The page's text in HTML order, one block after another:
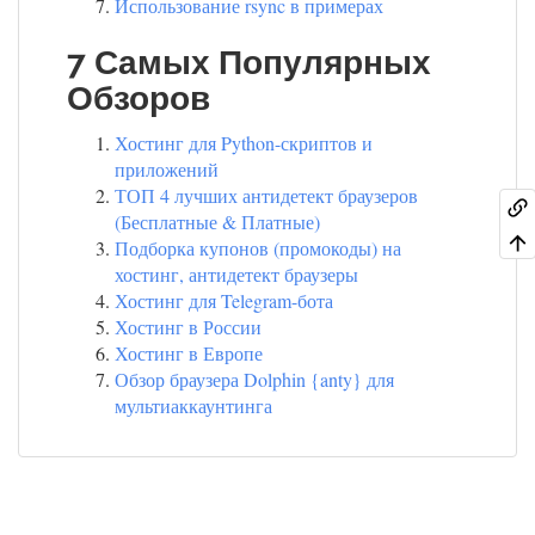
Использование rsync в примерах
7 Самых Популярных
Обзоров
Хостинг для Python-скриптов и
приложений
ТОП 4 лучших антидетект браузеров
(Бесплатные & Платные)
Подборка купонов (промокоды) на
хостинг, антидетект браузеры
Хостинг для Telegram-бота
Хостинг в России
Хостинг в Европе
Обзор браузера Dolphin {anty} для
мультиаккаунтинга